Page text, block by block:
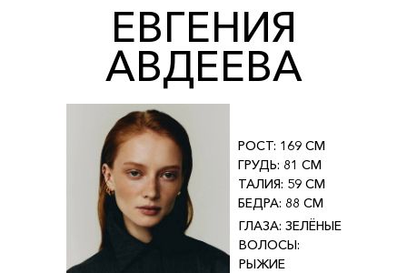
ЕВГЕНИЯ
АВДЕЕВА
РОСТ: 169 СМ
ГРУДЬ: 81 СМ
ТАЛИЯ: 59 СМ
БЕДРА: 88 СМ
ГЛАЗА: ЗЕЛЁНЫЕ
ВОЛОСЫ:
РЫЖИЕ